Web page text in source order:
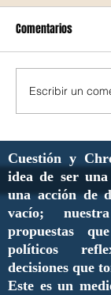
Comentarios
Escribir un
Cuestión y
idea de ser
una acción de
vacío;
propuestas
políticos
decisiones que
Este es un